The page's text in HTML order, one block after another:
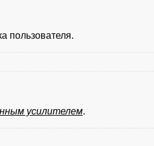
пользователя.
усилителем.